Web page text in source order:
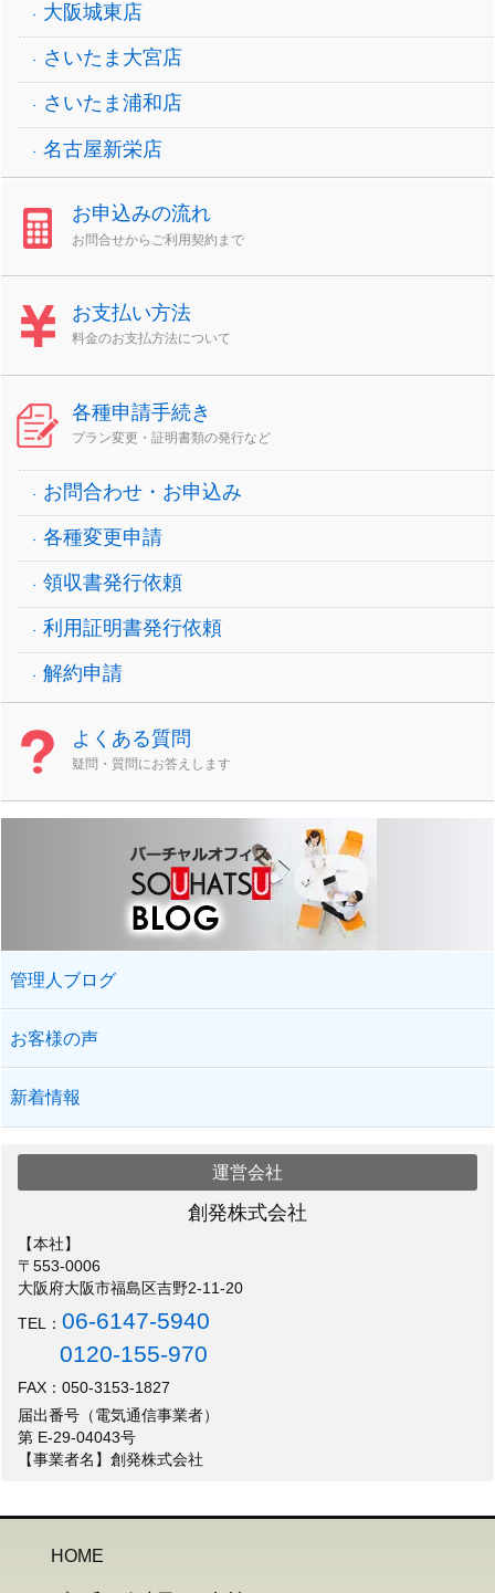
大阪城東店
さいたま大宮店
さいたま浦和店
名古屋新栄店
お申込みの流れ
お問合せからご利用契約まで
お支払い方法
料金のお支払方法について
各種申請手続き
プラン変更・証明書類の発行など
お問合わせ・お申込み
各種変更申請
領収書発行依頼
利用証明書発行依頼
解約申請
よくある質問
疑問・質問にお答えします
管理人ブログ
お客様の声
新着情報
運営会社
創発株式会社
【本社】
〒553-0006
大阪府大阪市福島区吉野2-11-20
TEL：06-6147-5940
0120-155-970
FAX：050-3153-1827
届出番号（電気通信事業者）
第 E-29-04043号
【事業者名】創発株式会社
HOME